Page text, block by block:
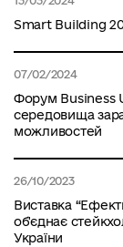
Smart Building
07/02/2024
Форум Business
середовища
можливостей
26/10/2023
Виставка
об'єднає
України